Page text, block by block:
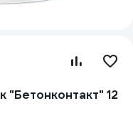
"Бетонконтакт" 12